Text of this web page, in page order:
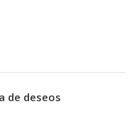
de deseos